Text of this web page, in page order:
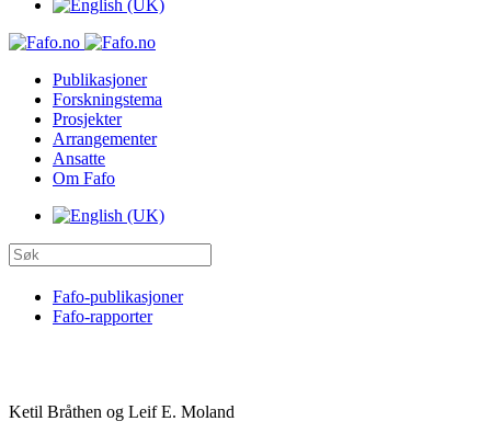
Publikasjoner
Forskningstema
Prosjekter
Arrangementer
Ansatte
Om Fafo
Fafo-publikasjoner
Fafo-rapporter
Ketil Bråthen og Leif E. Moland